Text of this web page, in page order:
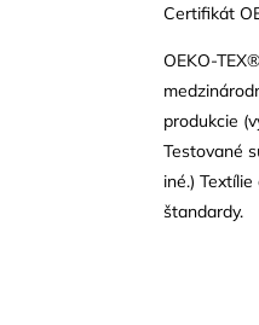
Certifikát
OEKO-
produkcie
Testované
iné.)
štandardy.